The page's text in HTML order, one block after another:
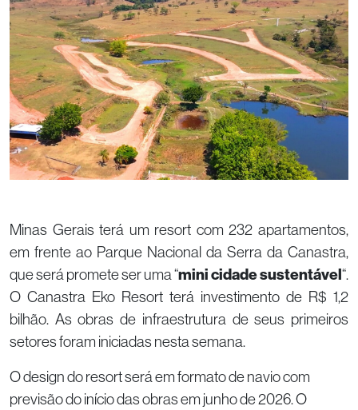
Minas Gerais terá um resort com 232 apartamentos,
em frente ao Parque Nacional da Serra da Canastra,
que será promete ser uma “mini cidade sustentável“.
O Canastra Eko Resort terá investimento de R$ 1,2
bilhão. As obras de infraestrutura de seus primeiros
setores foram iniciadas nesta semana.
O design do resort será em formato de navio com
previsão do início das obras em junho de 2026. O